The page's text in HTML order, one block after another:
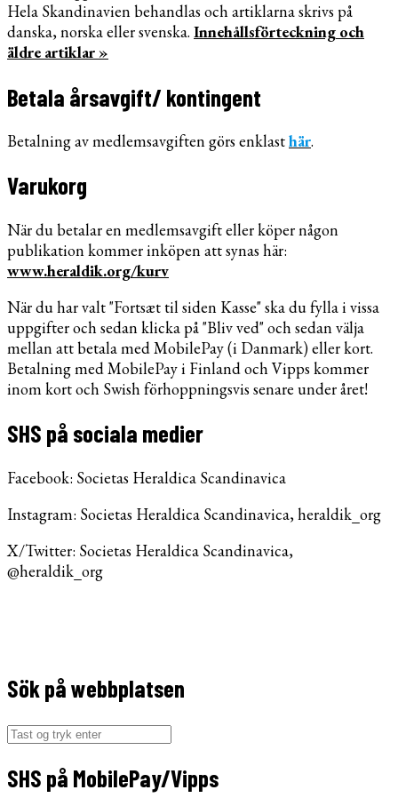
Hela Skandinavien behandlas och artiklarna skrivs på
danska, norska eller svenska. Innehållsförteckning och
äldre artiklar »
Betala årsavgift/ kontingent
Betalning av medlemsavgiften görs enklasthär.
Varukorg
När du betalar en medlemsavgift eller köper någon
publikation kommer inköpen att synas här:
www.heraldik.org/kurv
När du har valt "Fortsæt til siden Kasse" ska du fylla i vissa
uppgifter och sedan klicka på "Bliv ved" och sedan välja
mellan att betala med MobilePay (i Danmark) eller kort.
Betalning med MobilePay i Finland och Vipps kommer
inom kort och Swish förhoppningsvis senare under året!
SHS på sociala medier
Facebook: Societas Heraldica Scandinavica
Instagram: Societas Heraldica Scandinavica, heraldik_org
X/Twitter: Societas Heraldica Scandinavica,
@heraldik_org
Sök på webbplatsen
Søg
SHS på MobilePay/Vipps